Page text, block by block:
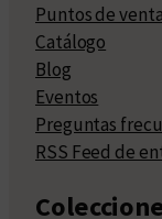
Puntos de venta
Catálogo
Blog
Eventos
Preguntas
RSS Feed de